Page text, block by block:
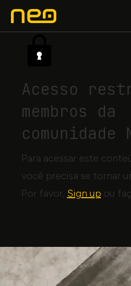
Acesso
membros da
comunidade
Para acessar este
você precisa se tornar
Por favor, Sign up ou